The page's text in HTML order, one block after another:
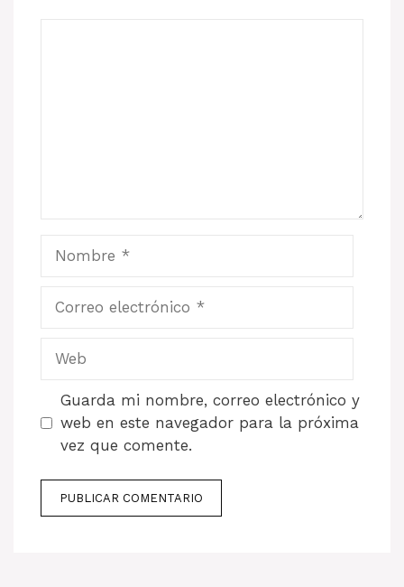
electrónico
Guarda mi nombre, correo electrónico y
web en este navegador para la próxima
vez que comente.